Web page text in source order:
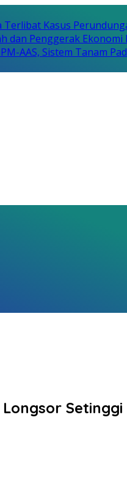
Terlibat Kasus
dan Penggerak
AAS, Sistem Tanam